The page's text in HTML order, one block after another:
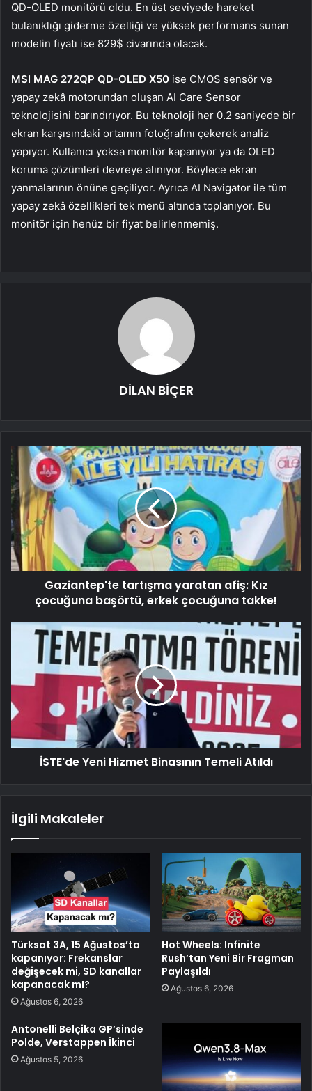
QD-OLED monitörü oldu. En üst seviyede hareket
bulanıklığı giderme özelliği ve yüksek performans sunan
modelin fiyatı ise 829$ civarında olacak.
MSI MAG 272QP QD-OLED X50 ise CMOS sensör ve
yapay zekâ motorundan oluşan AI Care Sensor
teknolojisini barındırıyor. Bu teknoloji her 0.2 saniyede bir
ekran karşısındaki ortamın fotoğrafını çekerek analiz
yapıyor. Kullanıcı yoksa monitör kapanıyor ya da OLED
koruma çözümleri devreye alınıyor. Böylece ekran
yanmalarının önüne geçiliyor. Ayrıca AI Navigator ile tüm
yapay zekâ özellikleri tek menü altında toplanıyor. Bu
monitör için henüz bir fiyat belirlenmemiş.
DİLAN BİÇER
Gaziantep'te tartışma yaratan afiş: Kız
çocuğuna başörtü, erkek çocuğuna takke!
İSTE'de Yeni Hizmet Binasının Temeli Atıldı
İlgili Makaleler
Türksat 3A, 15 Ağustos’ta
kapanıyor: Frekanslar
değişecek mi, SD kanallar
kapanacak mI?
Ağustos 6, 2026
Hot Wheels: Infinite
Rush’tan Yeni Bir Fragman
Paylaşıldı
Ağustos 6, 2026
Antonelli Belçika GP’sinde
Polde, Verstappen İkinci
Ağustos 5, 2026